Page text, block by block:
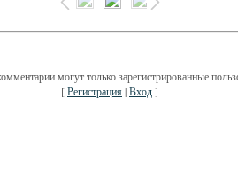
могут только зарегистрированные
[Регистрация|Вход]